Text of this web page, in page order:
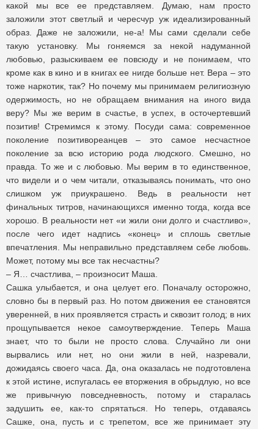
какой мы все ее представляем. Думаю, нам просто
заложили этот светлый и чересчур уж идеализированный
образ. Даже не заложили, не-а! Мы сами сделали себе
такую установку. Мы гоняемся за некой надуманной
любовью, разыскиваем ее повсюду и не понимаем, что
кроме как в кино и в книгах ее нигде больше нет. Вера – это
тоже наркотик, так? Но почему мы принимаем религиозную
одержимость, но не обращаем внимания на иного вида
веру? Мы же верим в счастье, в успех, в осточертевший
позитив! Стремимся к этому. Посуди сама: современное
поколение позитивореанцев – это самое несчастное
поколение за всю историю рода людского. Смешно, но
правда. То же и с любовью. Мы верим в то единственное,
что видели и о чем читали, отказываясь понимать, что оно
слишком уж приукрашено. Ведь в реальности нет
финальных титров, начинающихся именно тогда, когда все
хорошо. В реальности нет «и жили они долго и счастливо»,
после чего идет надпись «конец» и сплошь светлые
впечатления. Мы неправильно представляем себе любовь.
Может, потому мы все так несчастны?
– Я… счастлива, – произносит Маша.
Сашка улыбается, и она целует его. Поначалу осторожно,
словно бы в первый раз. Но потом движения ее становятся
уверенней, в них проявляется страсть и сквозит голод; в них
прощупывается некое самоутверждение. Теперь Маша
знает, что то были не просто слова. Случайно ли они
вырвались или нет, но они жили в ней, назревали,
дожидаясь своего часа. Да, она оказалась не подготовлена
к этой истине, испугалась ее вторжения в обрыдлую, но все
же привычную повседневность, потому и старалась
задушить ее, как-то спрятаться. Но теперь, отдаваясь
Сашке, она, пусть и с трепетом, все же принимает эту